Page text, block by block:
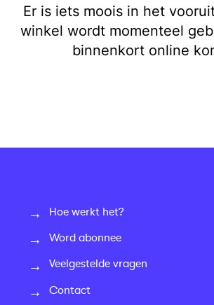
Er is iets moois in het
winkel wordt momenteel
binnenkort online
Hoe werkt het?
Word abonnee
Veelgestelde vragen
Contact